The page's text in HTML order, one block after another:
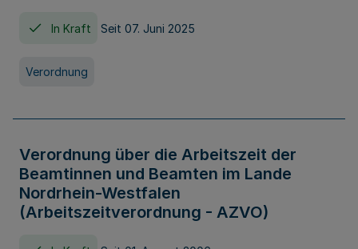
In Kraft Seit 07. Juni 2025
Verordnung
Verordnung über die Arbeitszeit der
Beamtinnen und Beamten im Lande
Nordrhein-Westfalen
(Arbeitszeitverordnung - AZVO)